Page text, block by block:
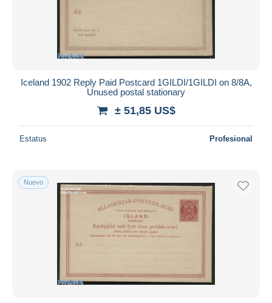
Iceland 1902 Reply Paid Postcard 1GILDI/1GILDI on 8/8A,
Unused postal stationary
± 51,85 US$
Estatus Profesional
Nuevo